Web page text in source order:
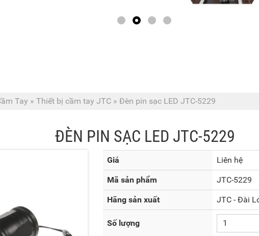
Tay » Thiết bị cầm tay JTC » Đèn pin sạc LED JTC-5229
ĐÈN PIN SẠC LED JTC-5229
Giá Liên hệ
Mã sản phẩm JTC-5229
Hãng sản xuất JTC - Đài
Số lượng